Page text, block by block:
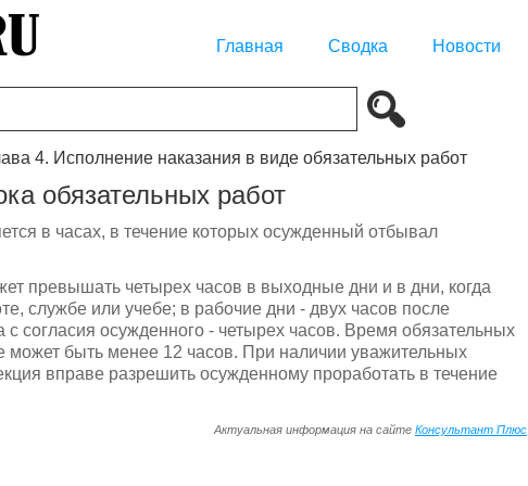
Главная Сводка Новости
4. Исполнение наказания в виде обязательных работ
обязательных работ
в часах, в течение которых осужденный отбывал
превышать четырех часов в выходные дни и в дни, когда
службе или учебе; в рабочие дни - двух часов после
согласия осужденного - четырех часов. Время обязательных
может быть менее 12 часов. При наличии уважительных
вправе разрешить осужденному проработать в течение
Актуальная информация на сайте Консультант Плюс